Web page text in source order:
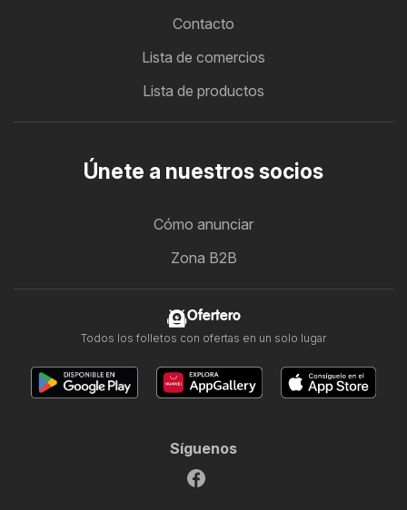
Contacto
Lista de comercios
Lista de productos
Únete a nuestros socios
Cómo anunciar
Zona B2B
Ofertero
Todos los folletos con ofertas en un solo lugar
Síguenos